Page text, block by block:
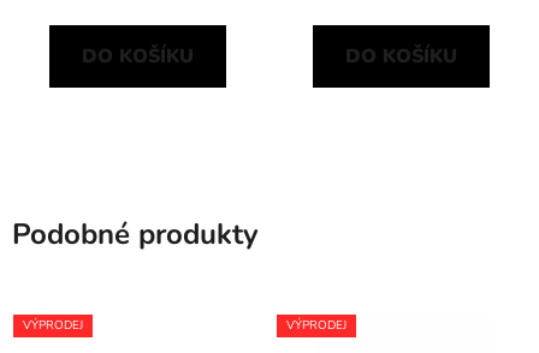
DO KOŠÍKU DO KOŠÍKU
Podobné produkty
VÝPRODEJ VÝPRODEJ